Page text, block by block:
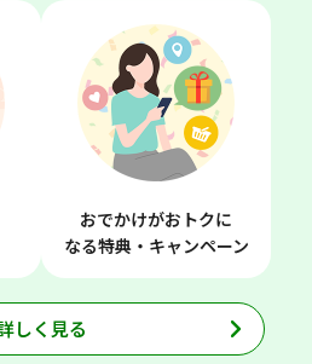
おでかけがおトクに
なる特典・キャンペーン
しく見る